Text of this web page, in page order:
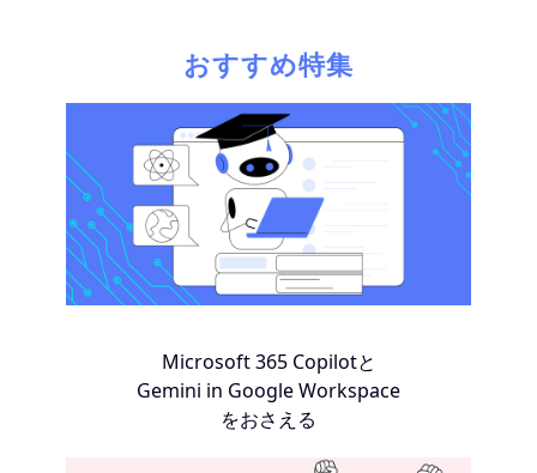
おすすめ特集
Microsoft 365 Copilotと
Gemini in Google Workspace
をおさえる